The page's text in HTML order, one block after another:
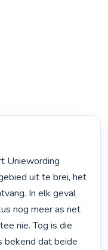
uit te brei, het
In elk geval
nog meer as net
nie. Tog is die
bekend dat beide